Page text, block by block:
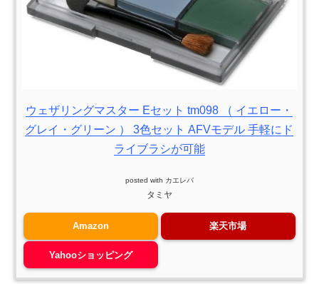
ウェザリングマスター Eセット tm098 （ イエロー・
グレイ・グリーン ） 3色セット AFVモデル 手軽にド
ライブラシが可能
posted with カエレバ
タミヤ
Amazon 楽天市場
Yahooショッピング